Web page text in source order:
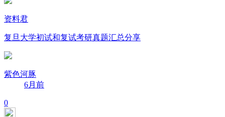
资料君
复旦大学初试和复试考研真题汇总分享
紫色河豚
6月前
0